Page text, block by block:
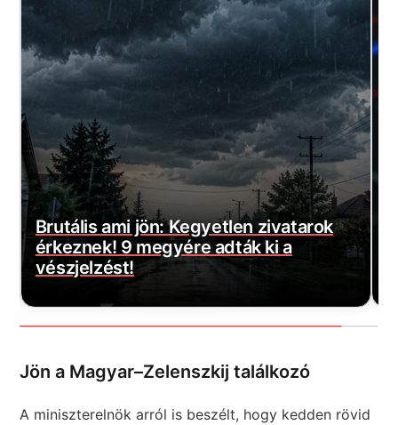
Magyar Péter bejelentette a várva-
várt jó hírt! Végre elkezdődött…
Jön a Magyar–Zelenszkij találkozó
A miniszterelnök arról is beszélt, hogy kedden rövid